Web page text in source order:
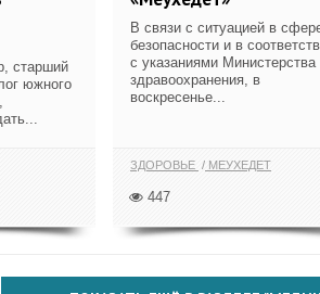
старший
южного
В связи с ситуацией в
безопасности и в
с указаниями Министерства
здравоохранения, в
воскресенье...
ЗДОРОВЬЕ МЕУХЕДЕТ
447